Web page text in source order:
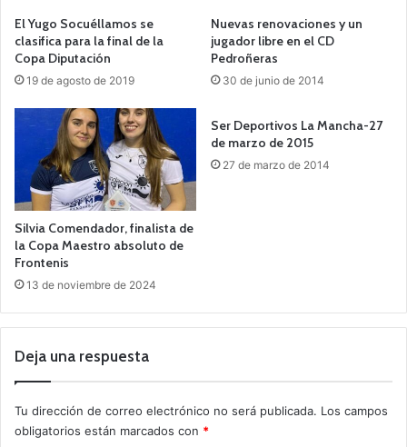
El Yugo Socuéllamos se
clasifica para la final de la
Copa Diputación
19 de agosto de 2019
Nuevas renovaciones y un
jugador libre en el CD
Pedroñeras
30 de junio de 2014
Silvia Comendador, finalista de
la Copa Maestro absoluto de
Frontenis
13 de noviembre de 2024
Ser Deportivos La Mancha-27
de marzo de 2015
27 de marzo de 2014
Deja una respuesta
Tu dirección de correo electrónico no será publicada. Los campos
obligatorios están marcados con *